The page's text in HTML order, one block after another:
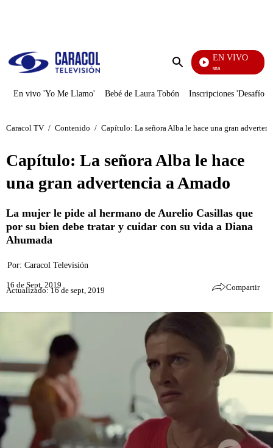
Enviar
EN VIVO
Diario De Diana
En vivo 'Yo Me Llamo' Bebé de Laura Tobón Inscripciones 'Desafío'
Caracol TV / Contenido / Capítulo: La señora Alba le hace una gran
Capítulo: La señora Alba le hace
una gran advertencia a Amado
La mujer le pide al hermano de Aurelio Casillas que
por su bien debe tratar y cuidar con su vida a Diana
Ahumada
Por: Caracol Televisión
16 de Sept, 2019
Actualizado: 16 de sept, 2019 Compartir